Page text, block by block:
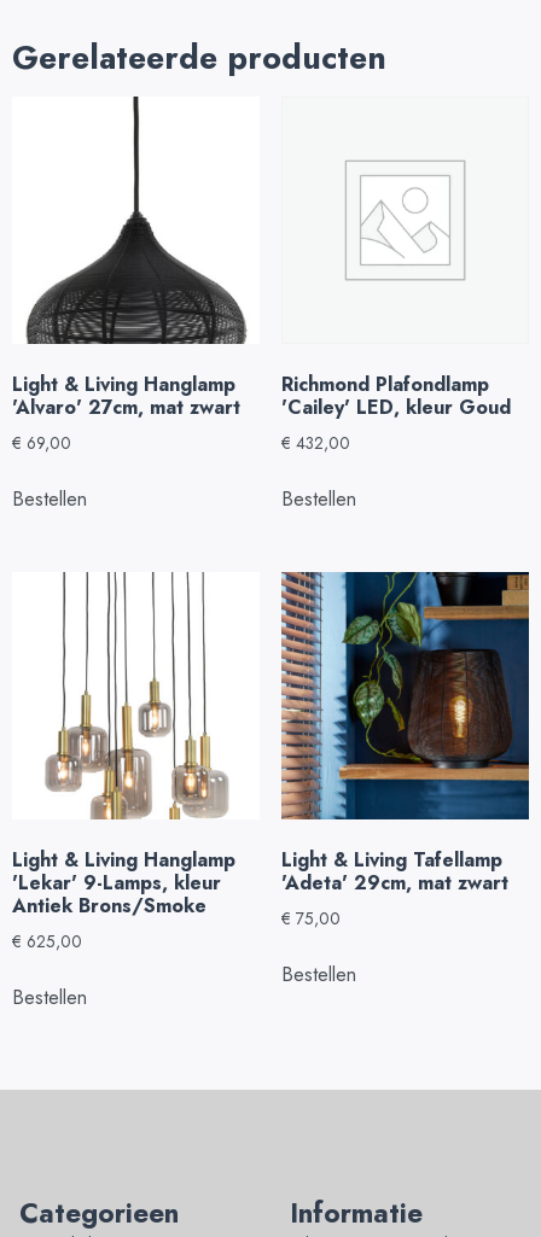
Gerelateerde producten
Light & Living Hanglamp
'Alvaro' 27cm, mat zwart
€ 69,00
Bestellen
Richmond Plafondlamp
'Cailey' LED, kleur Goud
€ 432,00
Bestellen
Light & Living Hanglamp
'Lekar' 9-Lamps, kleur
Antiek Brons/Smoke
€ 625,00
Bestellen
Light & Living Tafellamp
'Adeta' 29cm, mat zwart
€ 75,00
Bestellen
Categorieen Informatie